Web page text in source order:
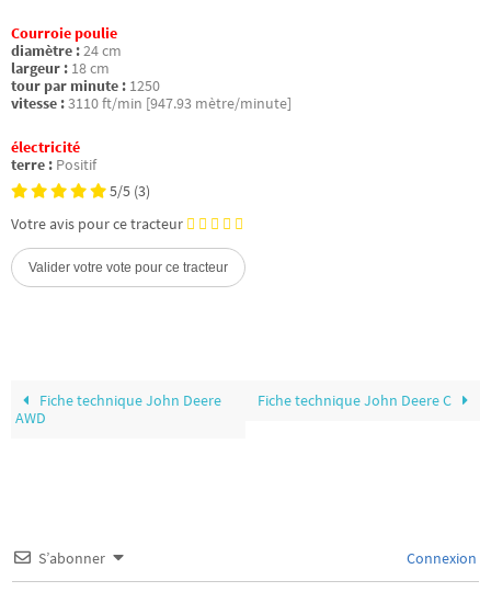
Courroie poulie
diamètre :24 cm
largeur : 18 cm
tour par minute : 1250
vitesse :3110 ft/min [947.93 mètre/minute]
électricité
terre : Positif
5/5 (3)
Votre avis pour ce tracteur
Fiche technique John Deere
AWD
Fiche technique John Deere C
S’abonner Connexion